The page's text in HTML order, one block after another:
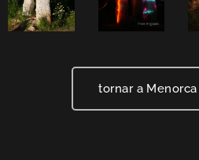
tornar a Menorca